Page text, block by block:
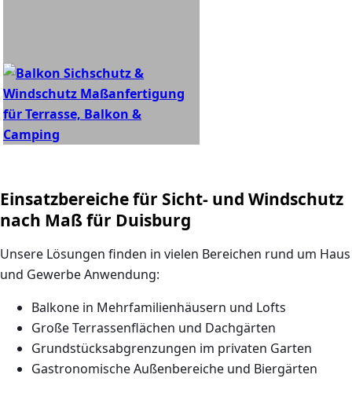
Einsatzbereiche für Sicht- und Windschutz
nach Maß für Duisburg
Unsere Lösungen finden in vielen Bereichen rund um Haus
und Gewerbe Anwendung:
Balkone in Mehrfamilienhäusern und Lofts
Große Terrassenflächen und Dachgärten
Grundstücksabgrenzungen im privaten Garten
Gastronomische Außenbereiche und Biergärten